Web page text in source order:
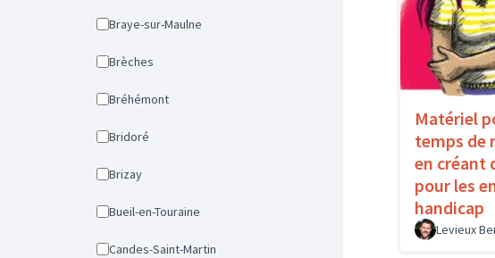
Braye-sur-Maulne
Brèches
Bréhémont
Bridoré
Brizay
Bueil-en-Touraine
Candes-Saint-Martin
Matériel
temps de
en créant
pour les
handicap
Levieux